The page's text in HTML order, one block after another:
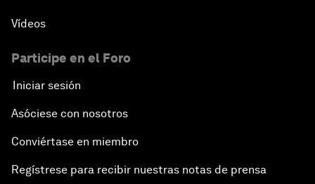
Vídeos
Participe en el Foro
Iniciar sesión
Asóciese con nosotros
Conviértase en miembro
Regístrese para recibir nuestras notas de prensa